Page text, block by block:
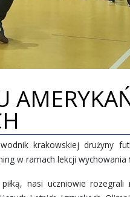
krakowskiej drużyny
w ramach lekcji wychowania
nasi uczniowie